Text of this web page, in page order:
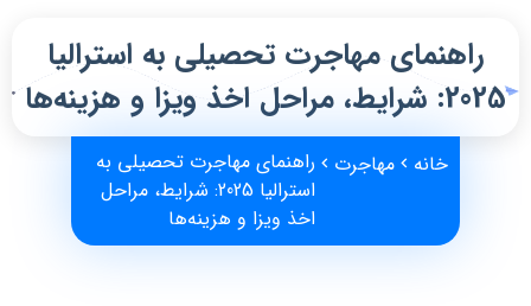
راهنمای مهاجرت تحصیلی به استرالیا
2025: شرایط، مراحل اخذ ویزا و هزینه‌ها
خانه مهاجرت
راهنمای مهاجرت تحصیلی به
استرالیا 2025: شرایط، مراحل
اخذ ویزا و هزینه‌ها